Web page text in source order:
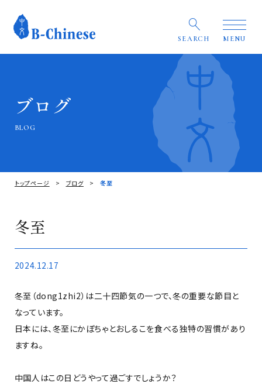
SEARCH MENU
ブログ
BLOG
トップページ ブログ 冬至
冬至
2024.12.17
冬至（dong1zhi2）は二十四節気の一つで、冬の重要な節目と
なっています。
日本には、冬至にかぼちゃとおしるこを食べる独特の習慣があり
ますね。
中国人はこの日どうやって過ごすでしょうか？